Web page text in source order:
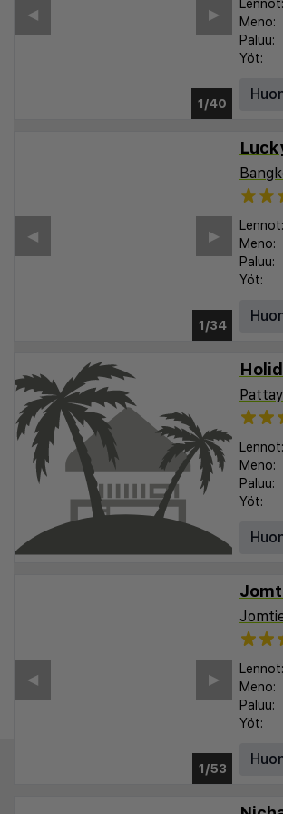
1/35
▶︎
◀︎
Lennot:
Meno:
Paluu:
Yöt:
1/30
▶︎
◀︎
Lennot:
Meno:
Paluu:
Yöt:
Lennot:
Meno:
Paluu:
Yöt:
1/48
▶︎
◀︎
Lennot:
Meno:
Paluu:
Yöt: